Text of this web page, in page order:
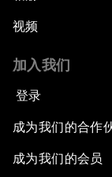
视频
加入我们
登录
成为我们的合作
成为我们的会员